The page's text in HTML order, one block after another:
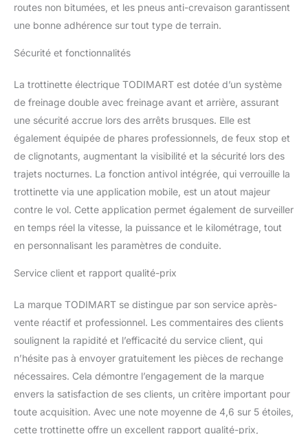
l’état du véhicule à tout
moment. L’application
de vos besoins pour
habitudes de conduite. Il
existe également une
fonction de verrouillage à
un bouton, qui peut être
pression lors du départ,
empêchant efficacement
le vol et éliminant
complètement le souci
de perte.
【Grand
tableau de bord et
clignotants】Le trotinette
électrique est équipé
LCD clair et magnifique
sur la poignée, qui vous
permet de voir clairement
les informations de base
actuel de la batterie, le
mode de vitesse, la
vitesse instantanée, les
feux allumés, etc. Le
routes non bitumées, et les pneus anti-crevaison garantissent
une bonne adhérence sur tout type de terrain.
Sécurité et fonctionnalités
La trottinette électrique TODIMART est dotée d’un système
de freinage double avec freinage avant et arrière, assurant
une sécurité accrue lors des arrêts brusques. Elle est
également équipée de phares professionnels, de feux stop et
de clignotants, augmentant la visibilité et la sécurité lors des
trajets nocturnes. La fonction antivol intégrée, qui verrouille la
trottinette via une application mobile, est un atout majeur
contre le vol. Cette application permet également de surveiller
en temps réel la vitesse, la puissance et le kilométrage, tout
en personnalisant les paramètres de conduite.
Service client et rapport qualité-prix
La marque TODIMART se distingue par son service après-
vente réactif et professionnel. Les commentaires des clients
soulignent la rapidité et l’efficacité du service client, qui
n’hésite pas à envoyer gratuitement les pièces de rechange
nécessaires. Cela démontre l’engagement de la marque
envers la satisfaction de ses clients, un critère important pour
toute acquisition. Avec une note moyenne de 4,6 sur 5 étoiles,
cette trottinette offre un excellent rapport qualité-prix,